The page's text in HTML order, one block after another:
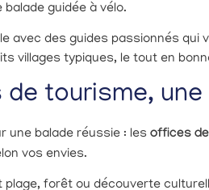
guidée à vélo.
avec des guides passionnés
villages typiques, le tout en
tourisme, une
une balade réussie : les offices
vos envies.
forêt ou découverte